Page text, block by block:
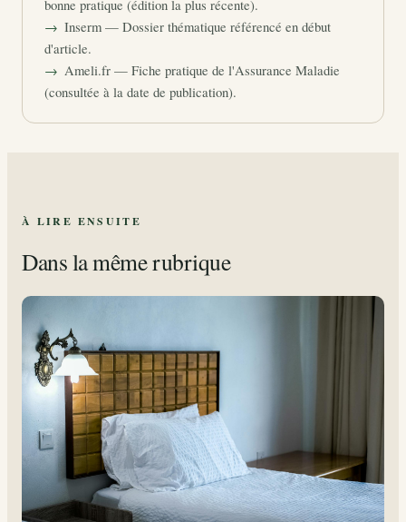
bonne pratique (édition la plus récente).
Inserm — Dossier thématique référencé en début
d'article.
Ameli.fr — Fiche pratique de l'Assurance Maladie
(consultée à la date de publication).
À LIRE ENSUITE
Dans la même rubrique